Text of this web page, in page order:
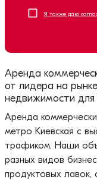
Я также даю
Аренда
от лидера на
недвижимости для
Аренда
метро Киевская с
трафиком. Наши
разных видов
продуктовых